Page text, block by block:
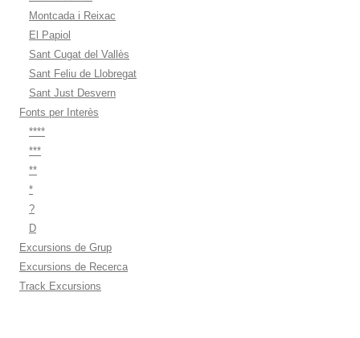
Montcada i Reixac
El Papiol
Sant Cugat del Vallès
Sant Feliu de Llobregat
Sant Just Desvern
Fonts per Interès
****
***
**
*
?
D
Excursions de Grup
Excursions de Recerca
Track Excursions